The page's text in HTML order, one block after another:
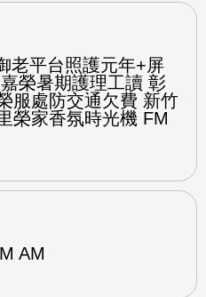
老平台照護元年+屏
榮暑期護理工讀 彰
服處防交通欠費 新竹
榮家香氛時光機 FM
AM